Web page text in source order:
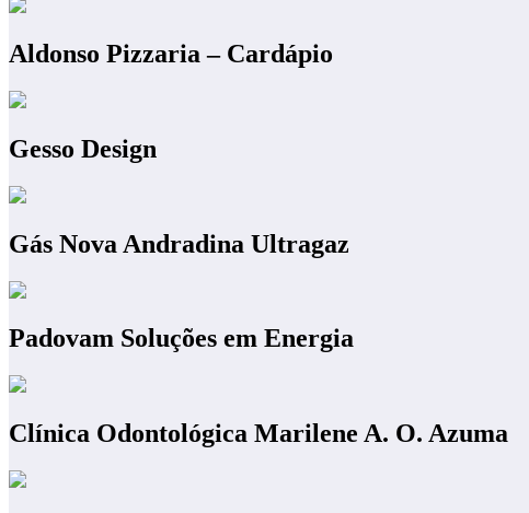
Aldonso Pizzaria – Cardápio
Gesso Design
Gás Nova Andradina Ultragaz
Padovam Soluções em Energia
Clínica Odontológica Marilene A. O. Azuma